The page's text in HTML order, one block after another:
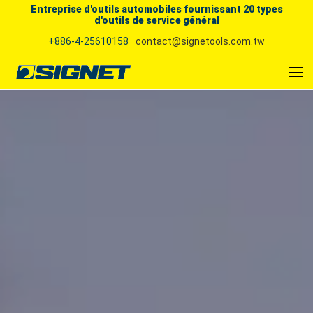
Entreprise d'outils automobiles fournissant 20 types
d'outils de service général
+886-4-25610158
contact@signetools.com.tw